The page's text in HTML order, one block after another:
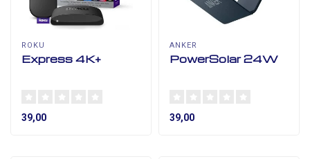
ROKU
Express 4K+
39,00
ANKER
PowerSolar 24W
39,00